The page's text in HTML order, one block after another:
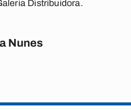
Distribuidora.
Nunes